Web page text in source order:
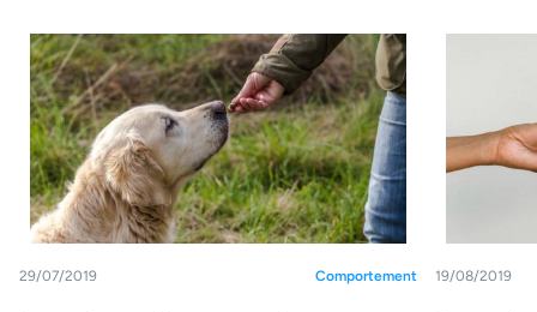
29/07/2019 Comportement 19/08/2019